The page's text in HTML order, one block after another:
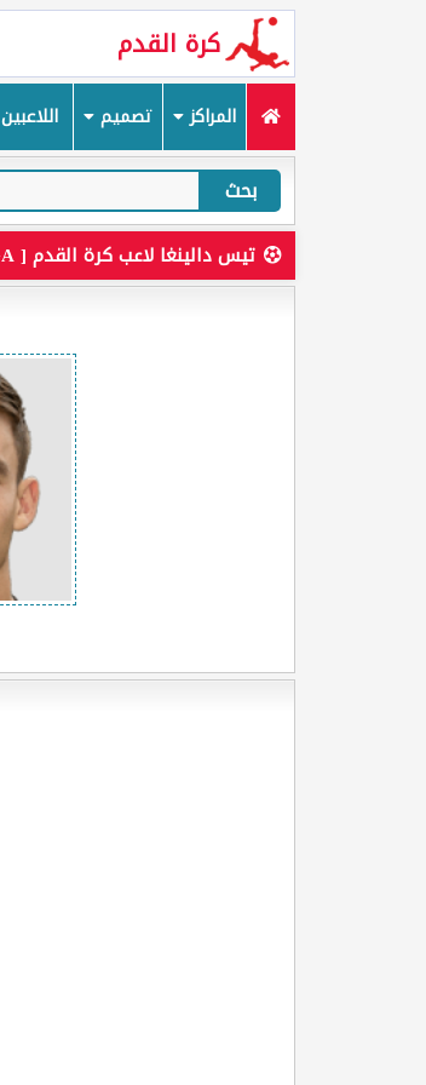
كرة القدم
المراكز تصميم اللاعبين
بحث
تيس دالينغا لاعب كرة القدم [ THIJS DALLINGA ]